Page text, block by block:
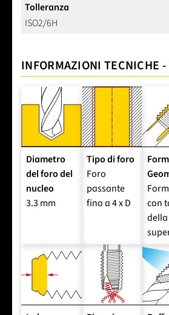
Tolleranza
ISO2/6H
INFORMAZIONI TECNICHE
Diametro
del foro del
nucleo
3.3 mm
Tipo di foro
Foro
passante
fino a 4 x D
con
della